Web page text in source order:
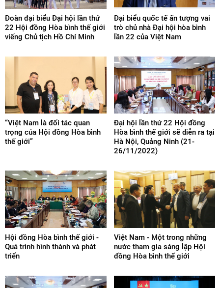
Đoàn đại biểu Đại hội lần thứ
22 Hội đồng Hòa bình thế giới
viếng Chủ tịch Hồ Chí Minh
Đại biểu quốc tế ấn tượng vai
trò chủ nhà Đại hội hòa bình
lần 22 của Việt Nam
“Việt Nam là đối tác quan
trọng của Hội đồng Hòa bình
thế giới”
Đại hội lần thứ 22 Hội đồng
Hòa bình thế giới sẽ diễn ra tại
Hà Nội, Quảng Ninh (21-
26/11/2022)
Hội đồng Hòa bình thế giới -
Quá trình hình thành và phát
triển
Việt Nam - Một trong những
nước tham gia sáng lập Hội
đồng Hòa bình thế giới